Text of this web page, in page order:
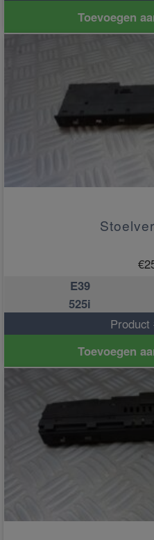
Toevoegen
€
E39
525i
Product
Toevoegen